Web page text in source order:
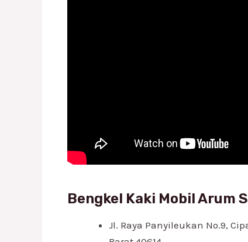
Bengkel Kaki Mobil Arum
Jl. Raya Panyileukan No.9,